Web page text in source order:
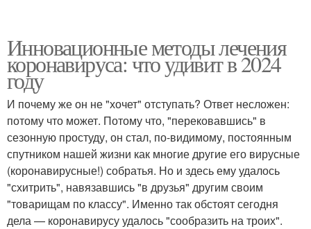
Инновационные методы лечения
коронавируса: что удивит в 2024
году
И почему же он не "хочет" отступать? Ответ несложен:
потому что может. Потому что, "перековавшись" в
сезонную простуду, он стал, по-видимому, постоянным
спутником нашей жизни как многие другие его вирусные
(коронавирусные!) собратья. Но и здесь ему удалось
"схитрить", навязавшись "в друзья" другим своим
"товарищам по классу". Именно так обстоят сегодня
дела — коронавирусу удалось "сообразить на троих".